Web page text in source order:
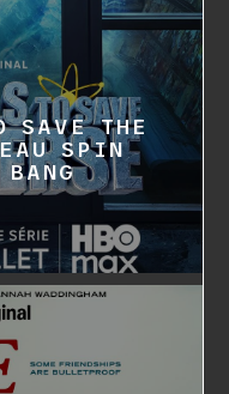
SAVE THE
SPIN